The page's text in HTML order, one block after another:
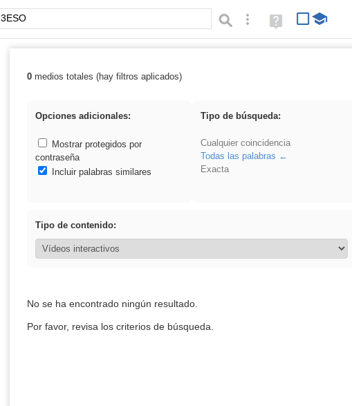
Palabra o frase: Búsqueda avanzada
Ayuda
(en
Resultados de: 3ESO
0medios totales (hay filtros aplicados)
Opciones adicionales:
Mostrar protegidos por
contraseña
Incluir palabras similares
Tipo de búsqueda:
Cualquier coincidencia
Todas las palabras
Exacta
Tipo de contenido:
No se ha encontrado ningún resultado.
Por favor, revisa los criterios de búsqueda.